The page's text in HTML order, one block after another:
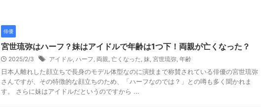
俳優
宮世琉弥はハーフ？妹はアイドルで年齢は1つ下！両親が亡くなった？
2025/2/3 アイドル, ハーフ, 両親, 亡くなった, 妹, 宮世琉弥, 年齢
日本人離れした顔立ちで長身のモデル体型なのに演技まで称賛されている俳優の宮世琉弥
さんですが、その特徴的な顔立ちのため、「ハーフなのでは？」との噂も多く聞かれま
す。 さらに妹はアイドルだというのですから ...